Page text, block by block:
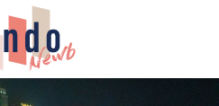
สังหาฯ ทุกรูปแบบ - Condonewb